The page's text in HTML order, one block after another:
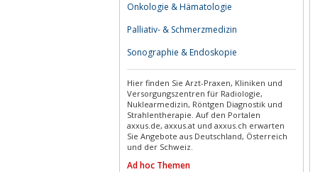
Onkologie & Hämatologie
Palliativ- & Schmerzmedizin
Sonographie & Endoskopie
Hier finden Sie Arzt-Praxen, Kliniken und
Versorgungszentren für Radiologie,
Nuklearmedizin, Röntgen Diagnostik und
Strahlentherapie. Auf den Portalen
axxus.de, axxus.at und axxus.ch erwarten
Sie Angebote aus Deutschland, Österreich
und der Schweiz.
Ad hoc Themen